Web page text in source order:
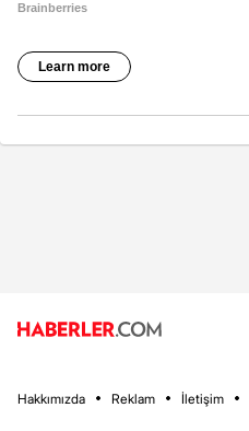
Hakkımızda Reklam İletişim